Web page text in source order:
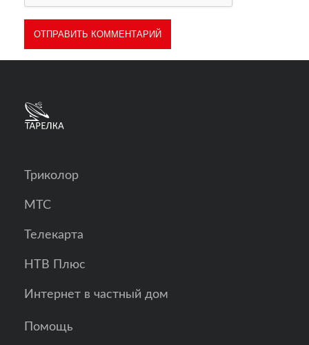
Триколор
МТС
Телекарта
НТВ Плюс
Интернет в частный дом
Помощь